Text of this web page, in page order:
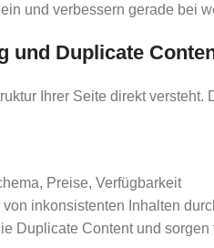
und verbessern gerade bei
und Duplicate
Ihrer Seite direkt versteht.
Preise, Verfügbarkeit
inkonsistenten Inhalten
Duplicate Content und